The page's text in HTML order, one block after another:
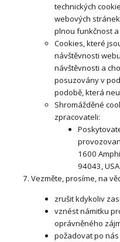
technických
webových
plnou funkčnost
Cookies, které
návštěvnosti
návštěvnosti a
posuzovány v
podobě, která
Shromážděné
zpracovateli:
1600
94043, USA
Vezměte, prosíme, na
zrušit kdykoliv
vznést námitku
oprávněného
požadovat po